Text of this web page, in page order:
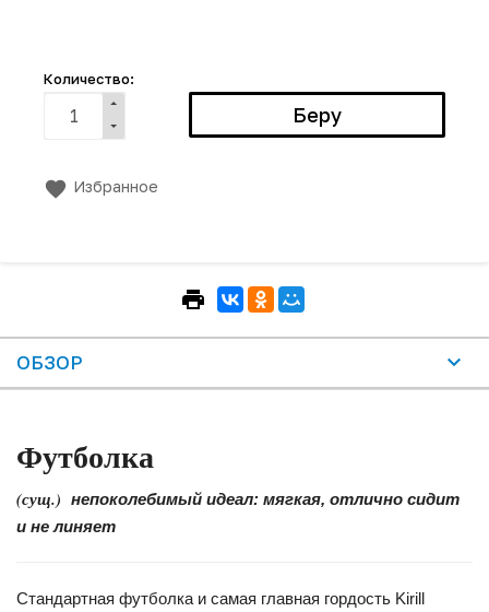
Количество:
Избранное
ОБЗОР
Футболка
(сущ.) непоколебимый идеал: мягкая, отлично сидит
и не линяет
Стандартная футболка и самая главная гордость Kirill